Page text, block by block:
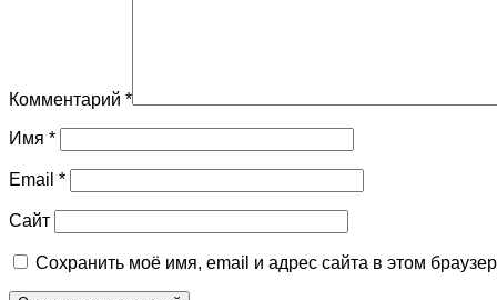
Комментарий *
Имя *
Email *
Сайт
Сохранить моё имя, email и адрес сайта в этом